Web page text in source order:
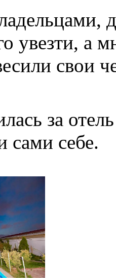
увезти, а
свои
за
сами себе.